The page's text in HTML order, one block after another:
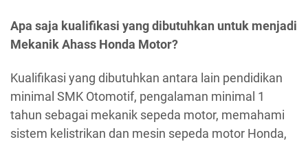
Apa saja kualifikasi yang dibutuhkan untuk menjadi
Mekanik Ahass Honda Motor?
Kualifikasi yang dibutuhkan antara lain pendidikan
minimal SMK Otomotif, pengalaman minimal 1
tahun sebagai mekanik sepeda motor, memahami
sistem kelistrikan dan mesin sepeda motor Honda,